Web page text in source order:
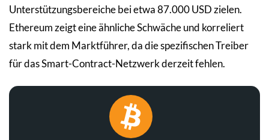
Unterstützungsbereiche bei etwa 87.000 USD zielen.
Ethereum zeigt eine ähnliche Schwäche und korreliert
stark mit dem Marktführer, da die spezifischen Treiber
für das Smart-Contract-Netzwerk derzeit fehlen.